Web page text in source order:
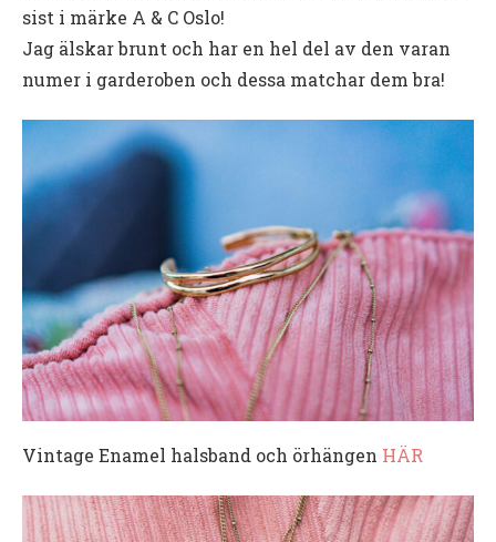
sist i märke A & C Oslo!
Jag älskar brunt och har en hel del av den varan
numer i garderoben och dessa matchar dem bra!
Vintage Enamel halsband och örhängen HÄR